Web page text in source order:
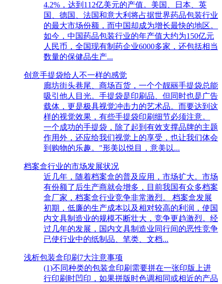
4.2%，达到112亿美元的产值。美国、日本、英
国、德国、法国和意大利将占据世界药品包装行业
的最大市场份额，而中国却成为增长最快的地区。
如今，中国药品包装行业的年产值大约为150亿元
人民币，全国现有制药企业6000多家，还包括相当
数量的保健品生产...
创意手提袋给人不一样的感觉
廊坊街头巷尾、商场百货，一个个靓丽手提袋总能
吸引他人目光。手提袋是印刷品、但同时也是广告
载体，更是极具视觉冲击力的艺术品。而要达到这
样的视觉效果，有些手提袋印刷细节必须注意。
一个成功的手提袋，除了起到有效支撑品牌的主题
作用外，还应给我们视觉上的享受，也让我们体会
到购物的乐趣。"形美以悦目，意美以...
档案盒行业的市场发展状况
近几年，随着档案盒的普及应用，市场扩大。市场
有份额了后生产商就会增多，目前我国有众多档案
盒厂家，档案盒行业竞争非常激烈。 档案盒发展
初期，低廉的生产成本以及相对较高的利润，使国
内文具制造业的规模不断壮大，竞争更趋激烈。经
过几年的发展，国内文具制造业同行间的恶性竞争
已使行业中的纸制品、笔类、文档...
浅析包装盒印刷7大注意事项
(1)不同种类的包装盒印刷需要拼在一张印版上进
行印刷时凹印，如果拼版时色调相同或相近的产品